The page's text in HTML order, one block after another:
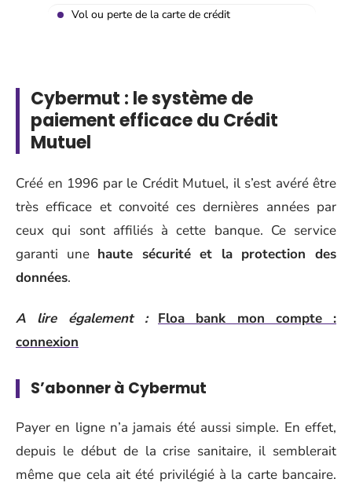
Vol ou perte de la carte de crédit
Cybermut : le système de
paiement efficace du Crédit
Mutuel
Créé en 1996 par le Crédit Mutuel, il s’est avéré être
très efficace et convoité ces dernières années par
ceux qui sont affiliés à cette banque. Ce service
garanti une haute sécurité et la protection des
données.
A lire également :
Floa bank mon compte :
connexion
S’abonner à Cybermut
Payer en ligne n’a jamais été aussi simple. En effet,
depuis le début de la crise sanitaire, il semblerait
même que cela ait été privilégié à la carte bancaire.